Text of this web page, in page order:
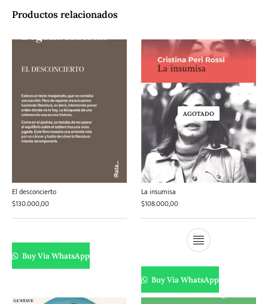
Productos relacionados
El desconcierto
$130.000,00
Buy Via WhatsApp
AGOTADO
La insumisa
$108.000,00
Buy Via WhatsApp